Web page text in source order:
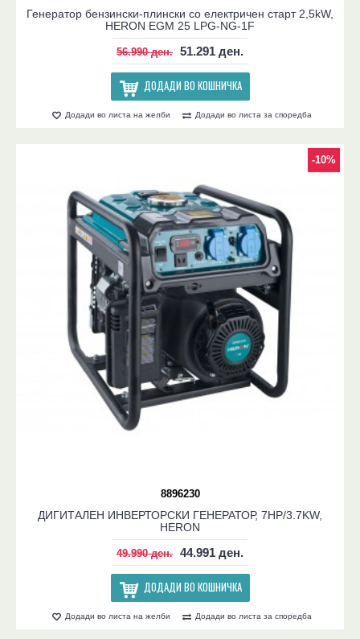
Генератор бензински-плински со електричен старт 2,5kW,
HERON EGM 25 LPG-NG-1F
56.990 ден. 51.291 ден.
ДОДАДИ ВО КОШНИЧКА
Додади во листа на желби Додади во листа за споредба
8896230
-10%
ДИГИТАЛЕН ИНВЕРТОРСКИ ГЕНЕРАТОР, 7HP/3.7KW,
HERON
49.990 ден. 44.991 ден.
ДОДАДИ ВО КОШНИЧКА
Додади во листа на желби Додади во листа за споредба